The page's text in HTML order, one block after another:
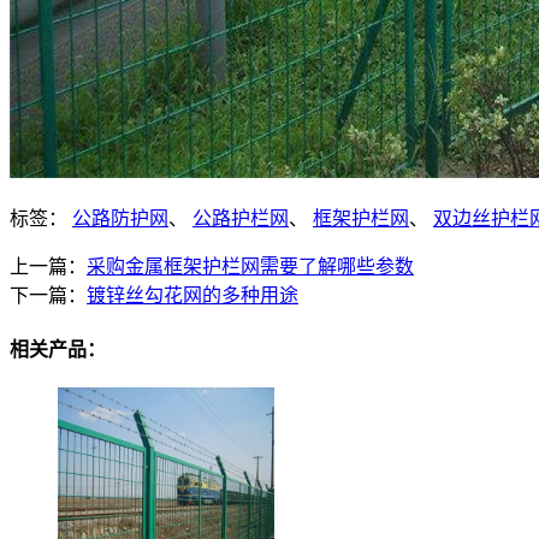
标签： 公路防护网 、 公路护栏网 、 框架护栏网 、 双边丝护栏
上一篇： 采购金属框架护栏网需要了解哪些参数
下一篇： 镀锌丝勾花网的多种用途
相关产品：